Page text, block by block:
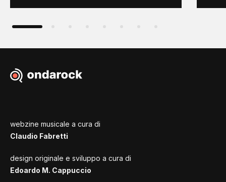
webzine musicale a cura di
Claudio Fabretti
design originale e sviluppo a cura di
Edoardo M. Cappuccio